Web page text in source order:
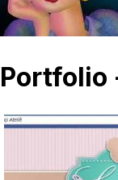
Portfolio